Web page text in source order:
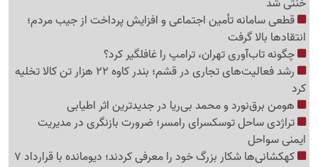
قطعی سامانه تأمین اجتماعی و افزایش پرداخت از جیب مردم؛
انتقادها بالا گرفت
چگونه تاب‌آوری تهران، ترامپ را غافلگیر کرد؟
رشد فعالیت‌های تجاری در قشم؛ بندر کاوه 22 هزار تن کالا تخلیه
کرد
هومن برق‌نورد و محمد بی‌ریا در جدیدترین اثر اطیابی
تراژدی ساحل توسکسرای رامسر؛ ضرورت بازنگری در مدیریت
ایمنی سواحل
کهکشانی‌ها شکار بزرگ خود را معرفی کردند؛ دیومانده با قرارداد 7